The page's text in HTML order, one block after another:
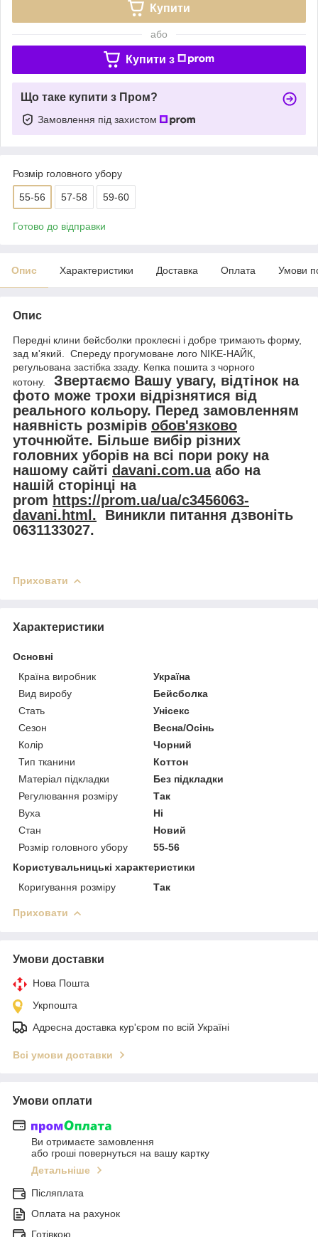
Купити
або
Купити з
Що таке купити з Пром?
Замовлення під захистом
Розмір головного убору
55-56 57-58 59-60
Готово до відправки
Опис Характеристики Доставка Оплата Умови
Опис
Передні клини бейсболки проклеєні і добре тримають форму,
зад м'який. Спереду прогумоване лого NIKE-НАЙК,
регульована застібка ззаду. Кепка пошита з чорного
котону.
Звертаємо Вашу увагу, відтінок на
фото може трохи відрізнятися від
реального кольору. Перед замовленням
наявність розмірів обов'язково
уточнюйте. Більше вибір різних
головних уборів на всі пори року на
нашому сайті davani.com.uaабо на
нашій сторінці на
prom https://prom.ua/ua/c3456063-
davani.html.
Виникли питання дзвоніть
0631133027.
Приховати
Характеристики
Основні
Країна виробник
Україна
Вид виробу
Бейсболка
Стать
Унісекс
Сезон
Весна/Осінь
Колір
Чорний
Тип тканини
Коттон
Матеріал підкладки
Без підкладки
Регулювання розміру
Так
Вуха
Ні
Стан
Новий
Розмір головного убору
55-56
Користувальницькі характеристики
Коригування розміру
Так
Приховати
Умови доставки
Нова Пошта
Укрпошта
Адресна доставка кур'єром по всій Україні
Всі умови доставки
Умови оплати
Ви отримаєте замовлення
або гроші повернуться на вашу картку
Детальніше
Післяплата
Оплата на рахунок
Готівкою